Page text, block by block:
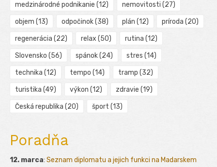
medzinárodné podnikanie (12) nemovitosti (27)
objem (13) odpočinok(38) plán (12) príroda (20)
regenerácia (22) relax (50) rutina (12)
Slovensko (56) spánok(24) stres (14)
technika (12) tempo (14) tramp (32)
turistika (49) výkon (12) zdravie (19)
Česká republika (20) šport (13)
Poradňa
12. marca: Seznam diplomatu a jejich funkci na Madarskem